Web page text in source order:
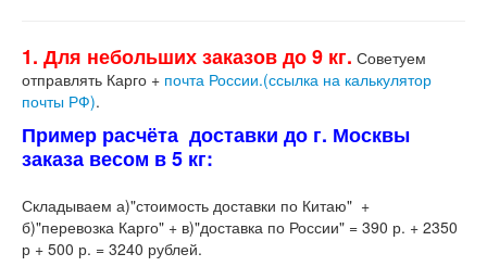
1. Для небольших заказов до 9 кг. Советуем
отправлять Карго + почта России.(ссылка на калькулятор
почты РФ).
Пример расчёта доставки до г. Москвы
заказа весом в 5 кг:
Складываем а)"стоимость доставки по Китаю" +
б)"перевозка Карго" + в)"доставка по России" = 390 р. + 2350
р + 500 р. = 3240 рублей.